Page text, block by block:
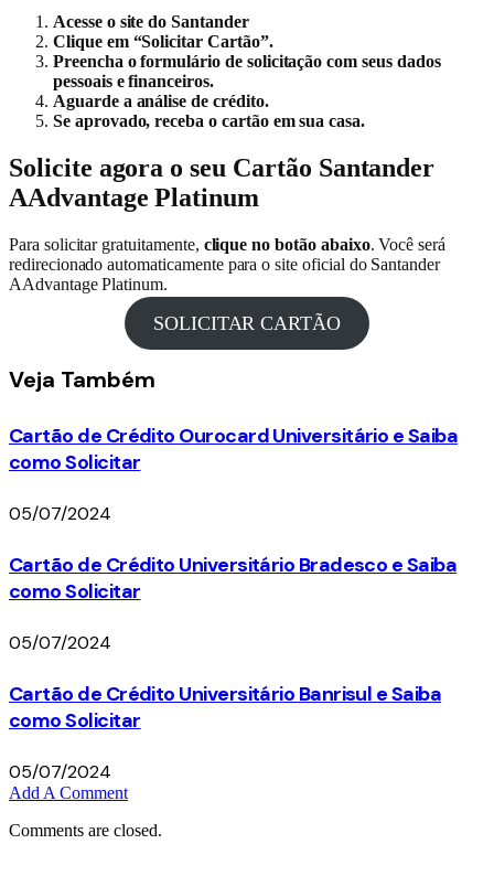
Acesse o site do Santander
Clique em “Solicitar Cartão”.
Preencha o formulário de solicitação com seus dados
pessoais e financeiros.
Aguarde a análise de crédito.
Se aprovado, receba o cartão em sua casa.
Solicite agora o seu Cartão Santander
AAdvantage Platinum
Para solicitar gratuitamente, clique no botão abaixo. Você será
redirecionado automaticamente para o site oficial do Santander
AAdvantage Platinum.
SOLICITAR CARTÃO
Veja Também
Cartão de Crédito Ourocard Universitário e Saiba
como Solicitar
05/07/2024
Cartão de Crédito Universitário Bradesco e Saiba
como Solicitar
05/07/2024
Cartão de Crédito Universitário Banrisul e Saiba
como Solicitar
05/07/2024
Add A Comment
Comments are closed.